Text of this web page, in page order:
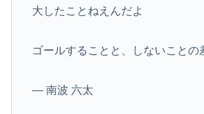
大したことねえんだよ
ゴールすることと、しないことの
— 南波 六太